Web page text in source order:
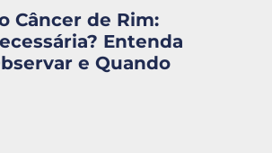
Câncer de Rim:
Entenda
e Quando